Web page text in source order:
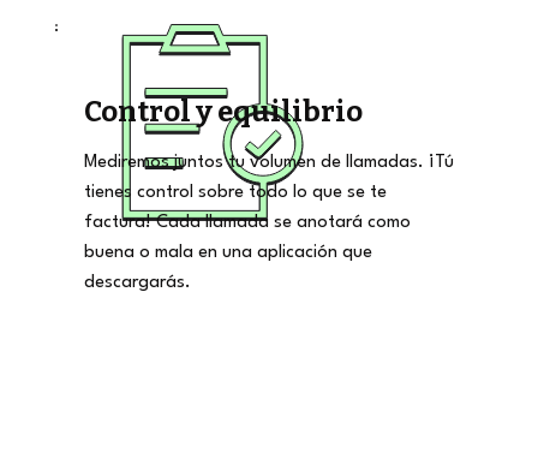
Control y equilibrio
Mediremos juntos tu volumen de llamadas. ¡Tú
tienes control sobre todo lo que se te
factura! Cada llamada se anotará como
buena o mala en una aplicación que
descargarás.